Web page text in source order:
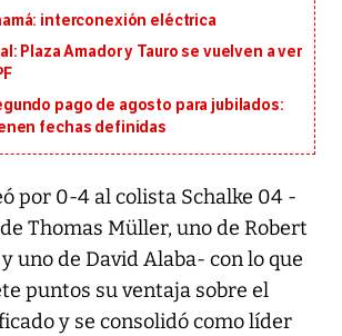
interconexión eléctrica
Plaza Amador y Tauro se vuelven a ver
pago de agosto para jubilados:
fechas definidas
por 0-4 al colista Schalke 04 -
Thomas Müller, uno de Robert
uno de David Alaba- con lo que
puntos su ventaja sobre el
y se consolidó como líder